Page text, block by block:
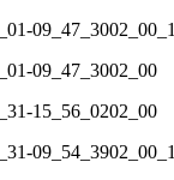
09_47_3002_00_1
09_47_3002_00
15_56_0202_00
09_54_3902_00_1